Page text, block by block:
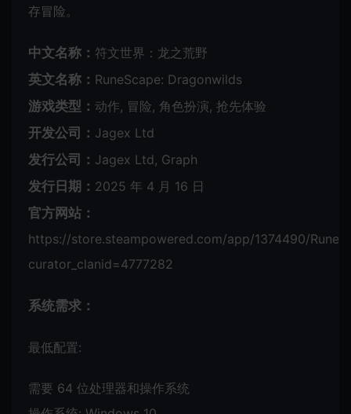
存冒险。
中文名称： 符文世界：龙之荒野
英文名称： RuneScape: Dragonwilds
游戏类型： 动作, 冒险, 角色扮演, 抢先体验
开发公司： Jagex Ltd
发行公司： Jagex Ltd, Graph
发行日期： 2025 年 4 月 16 日
官方网站：
https://store.steampowered.com/app/1374490/
curator_clanid=4777282
系统需求：
最低配置:
需要 64 位处理器和操作系统